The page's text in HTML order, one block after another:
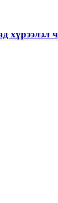
хүрээлэл